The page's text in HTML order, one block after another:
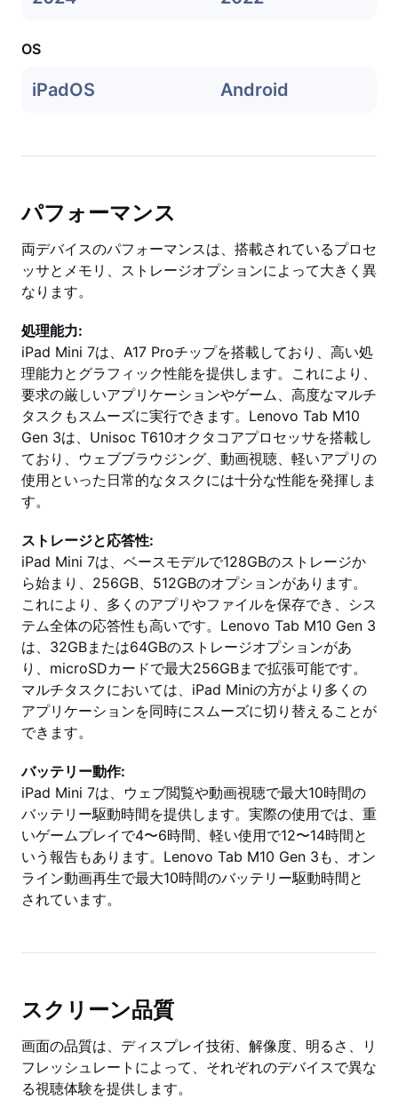
OS
iPadOS Android
パフォーマンス
両デバイスのパフォーマンスは、搭載されているプロセ
ッサとメモリ、ストレージオプションによって大きく異
なります。
処理能力:
iPad Mini 7は、A17 Proチップを搭載しており、高い処
理能力とグラフィック性能を提供します。これにより、
要求の厳しいアプリケーションやゲーム、高度なマルチ
タスクもスムーズに実行できます。Lenovo Tab M10
Gen 3は、Unisoc T610オクタコアプロセッサを搭載し
ており、ウェブブラウジング、動画視聴、軽いアプリの
使用といった日常的なタスクには十分な性能を発揮しま
す。
ストレージと応答性:
iPad Mini 7は、ベースモデルで128GBのストレージか
ら始まり、256GB、512GBのオプションがあります。
これにより、多くのアプリやファイルを保存でき、シス
テム全体の応答性も高いです。Lenovo Tab M10 Gen 3
は、32GBまたは64GBのストレージオプションがあ
り、microSDカードで最大256GBまで拡張可能です。
マルチタスクにおいては、iPad Miniの方がより多くの
アプリケーションを同時にスムーズに切り替えることが
できます。
バッテリー動作:
iPad Mini 7は、ウェブ閲覧や動画視聴で最大10時間の
バッテリー駆動時間を提供します。実際の使用では、重
いゲームプレイで4〜6時間、軽い使用で12〜14時間と
いう報告もあります。Lenovo Tab M10 Gen 3も、オン
ライン動画再生で最大10時間のバッテリー駆動時間と
されています。
スクリーン品質
画面の品質は、ディスプレイ技術、解像度、明るさ、リ
フレッシュレートによって、それぞれのデバイスで異な
る視聴体験を提供します。